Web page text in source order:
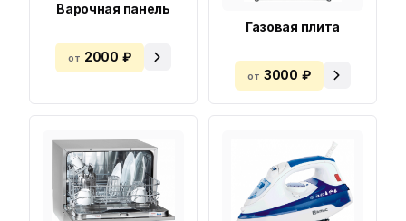
Варочная панель
от 2000 ₽
Газовая плита
от 3000 ₽